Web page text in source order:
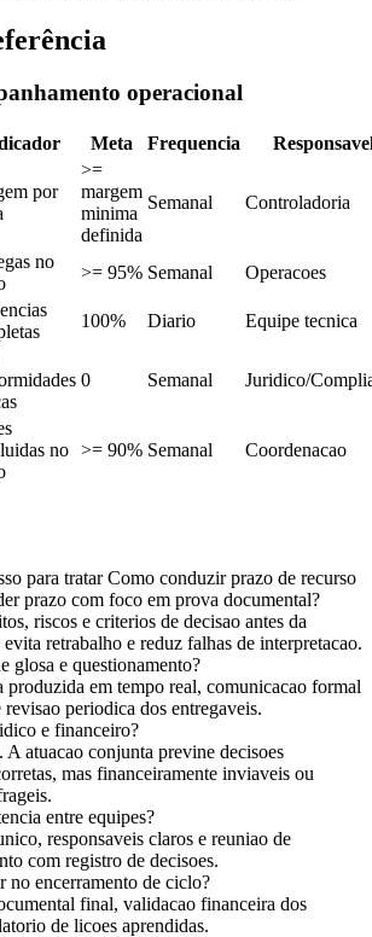
operacional
Meta Frequencia
por
>=
margem
minima
definida
Semanal Controladoria
no
>= 95% Semanal Operacoes
100% Diario Equipe tecnica
0 Semanal Juridico/
no >= 90% Semanal Coordenacao
para tratar Como conduzir prazo de recurso
prazo com foco em prova documental?
riscos e criterios de decisao antes da
retrabalho e reduz falhas de interpretacao.
glosa e questionamento?
produzida em tempo real, comunicacao formal
revisao periodica dos entregaveis.
e financeiro?
atuacao conjunta previne decisoes
mas financeiramente inviaveis ou
entre equipes?
responsaveis claros e reuniao de
com registro de decisoes.
no encerramento de ciclo?
final, validacao financeira dos
de licoes aprendidas.